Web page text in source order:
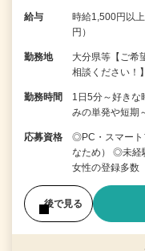
給与
時給1,500円以
円）
勤務地
大分県等【ご希
相談ください！】
勤務時間
1日5分～好き
みの単発や短期
応募資格
◎PC・スマート
なため） ◎未経
女性の登録多
後で見る